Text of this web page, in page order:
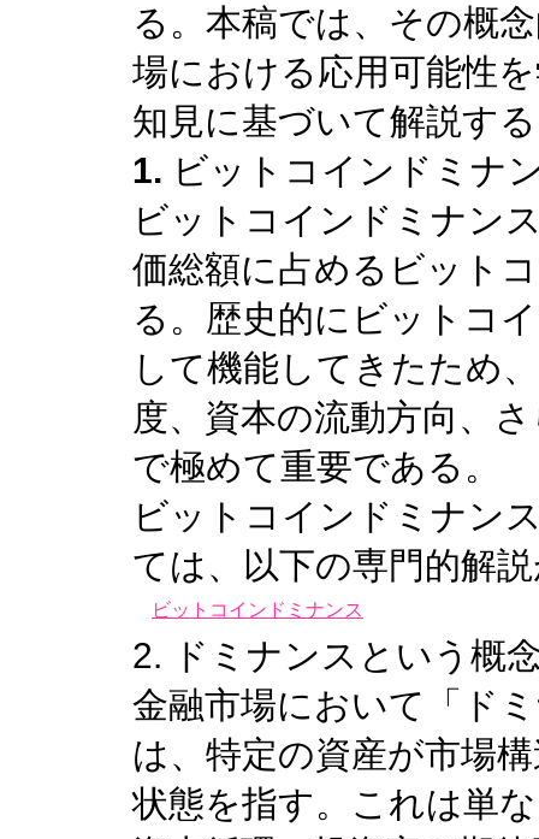
る。本稿では、その概
場における応用可能性
知見に基づいて解説す
1. ビットコインドミナ
ビットコインドミナン
価総額に占めるビット
る。歴史的にビットコ
して機能してきたため
度、資本の流動方向、
で極めて重要である。
ビットコインドミナン
ては、以下の専門的解
ビットコインドミナンス
2. ドミナンスという概
金融市場において「ド
は、特定の資産が市場
状態を指す。これは単